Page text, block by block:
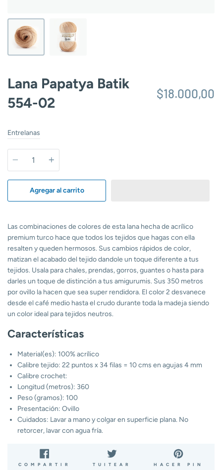
Lana Papatya Batik
554-02
$18.000,00
Entrelanas
Cantidad
Agregar al carrito
Las combinaciones de colores de esta lana hecha de acrílico
premium turco hace que todos los tejidos que hagas con ella
resalten y queden hermosos. Sus cambios rápidos de color,
matizan el acabado del tejido dandole un toque diferente a tus
tejidos. Usala para chales, prendas, gorros, guantes o hasta para
darles un toque de distinción a tus amigurumis. Sus 350 metros
por ovillo la hacen que sea super rendidora. El color 2 desvanece
desde el café medio hasta el crudo durante toda la madeja siendo
un color ideal para tejidos neutros.
Características
Material(es): 100% acrílico
Calibre tejido: 22 puntos x 34 filas = 10 cms en agujas 4 mm
Calibre crochet:
Longitud (metros): 360
Peso (gramos): 100
Presentación: Ovillo
Cuidados: Lavar a mano y colgar en superficie plana. No
retorcer, lavar con agua fría.
COMPARTIR
COMPARTIR
TUITEAR
TUITEARHACER PIN